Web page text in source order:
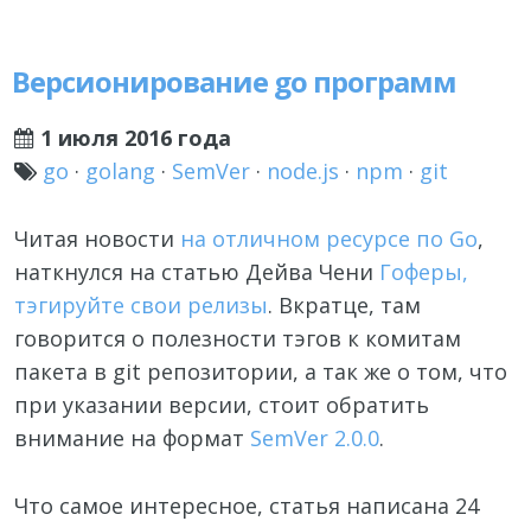
Версионирование go программ
1 июля 2016 года
go · golang · SemVer · node.js · npm · git
Читая новости на отличном ресурсе по Go,
наткнулся на статью Дейва Чени Гоферы,
тэгируйте свои релизы. Вкратце, там
говорится о полезности тэгов к комитам
пакета в git репозитории, а так же о том, что
при указании версии, стоит обратить
внимание на формат SemVer 2.0.0.
Что самое интересное, статья написана 24